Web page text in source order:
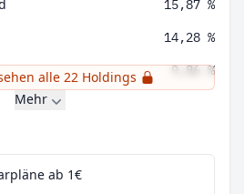
15,87 %
14,28 %
9,86 %
alle 22 Holdings
Mehr
ab 1€